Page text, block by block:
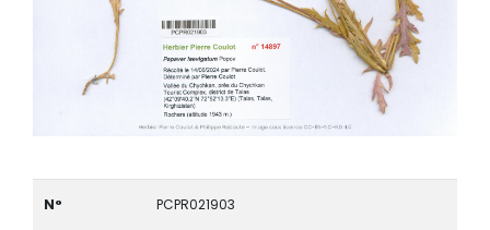
N° PCPR021903